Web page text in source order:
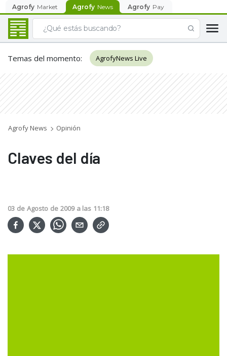
Agrofy Market Agrofy News Agrofy Pay
Temas del momento: AgrofyNews Live
Agrofy News Opinión
Claves del día
03 de Agosto de 2009 a las 11:18